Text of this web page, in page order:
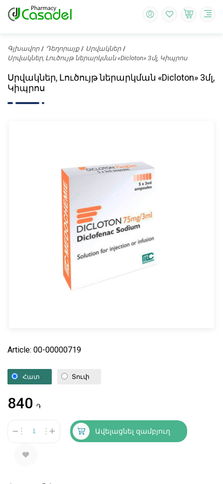
Գլխավոր Դեղորայք
Սրվակներ
Սրվակներ, Լուծույթ ներարկման «Dicloton» 3մլ, Կիպրոս
Սրվակներ, Լուծույթ ներարկման «Dicloton» 3մլ,
Կիպրոս
Article: 00-00000719
Հատ Տուփ
840 ֏
Ավելացնել զամբյուղ